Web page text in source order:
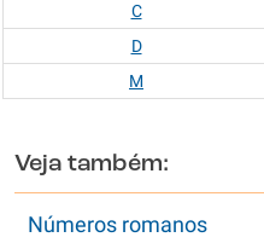
C
D
M
Veja também:
Números romanos